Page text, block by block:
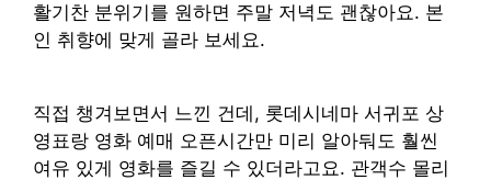
활기찬 분위기를 원하면 주말 저녁도 괜찮아요. 본
인 취향에 맞게 골라 보세요.
직접 챙겨보면서 느낀 건데, 롯데시네마 서귀포 상
영표랑 영화 예매 오픈시간만 미리 알아둬도 훨씬
여유 있게 영화를 즐길 수 있더라고요. 관객수 몰리